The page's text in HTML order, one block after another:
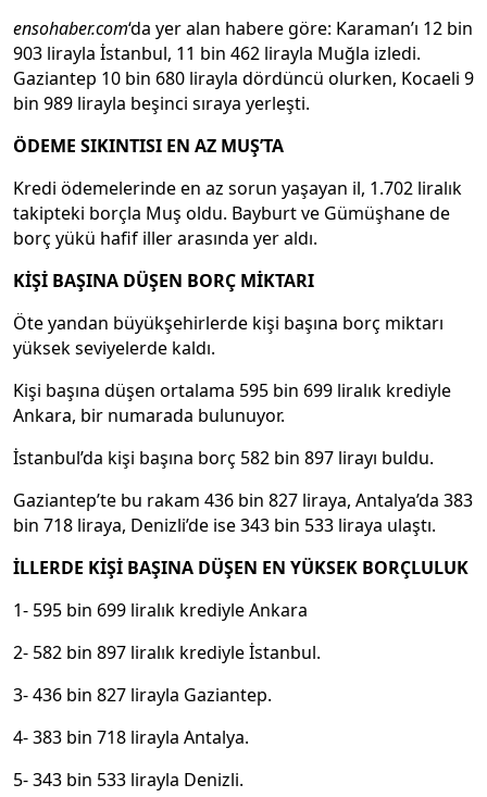
ensohaber.com‘da yer alan habere göre: Karaman’ı 12 bin
903 lirayla İstanbul, 11 bin 462 lirayla Muğla izledi.
Gaziantep 10 bin 680 lirayla dördüncü olurken, Kocaeli 9
bin 989 lirayla beşinci sıraya yerleşti.
ÖDEME SIKINTISI EN AZ MUŞ’TA
Kredi ödemelerinde en az sorun yaşayan il, 1.702 liralık
takipteki borçla Muş oldu. Bayburt ve Gümüşhane de
borç yükü hafif iller arasında yer aldı.
KİŞİ BAŞINA DÜŞEN BORÇ MİKTARI
Öte yandan büyükşehirlerde kişi başına borç miktarı
yüksek seviyelerde kaldı.
Kişi başına düşen ortalama 595 bin 699 liralık krediyle
Ankara, bir numarada bulunuyor.
İstanbul’da kişi başına borç 582 bin 897 lirayı buldu.
Gaziantep’te bu rakam 436 bin 827 liraya, Antalya’da 383
bin 718 liraya, Denizli’de ise 343 bin 533 liraya ulaştı.
İLLERDE KİŞİ BAŞINA DÜŞEN EN YÜKSEK BORÇLULUK
1- 595 bin 699 liralık krediyle Ankara
2- 582 bin 897 liralık krediyle İstanbul.
3- 436 bin 827 lirayla Gaziantep.
4- 383 bin 718 lirayla Antalya.
5- 343 bin 533 lirayla Denizli.